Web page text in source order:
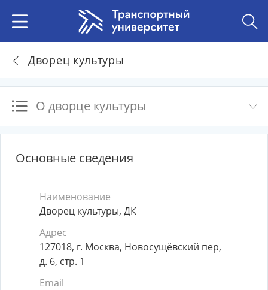
Дворец культуры
О дворце культуры
Основные сведения
Наименование
Дворец культуры, ДК
Адрес
127018, г. Москва, Новосущёвский пер,
д. 6, стр. 1
Email